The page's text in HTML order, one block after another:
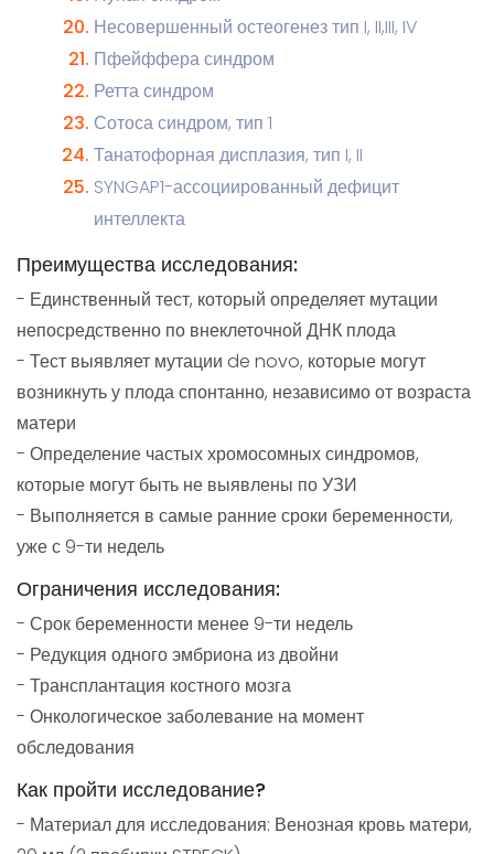
Несовершенный остеогенез тип I, II,III, IV
Пфейффера синдром
Ретта синдром
Сотоса синдром, тип 1
Танатофорная дисплазия, тип I, II
SYNGAP1-ассоциированный дефицит
интеллекта
Преимущества исследования:
- Единственный тест, который определяет мутации
непосредственно по внеклеточной ДНК плода
- Тест выявляет мутации de novo, которые могут
возникнуть у плода спонтанно, независимо от возраста
матери
- Определение частых хромосомных синдромов,
которые могут быть не выявлены по УЗИ
- Выполняется в самые ранние сроки беременности,
уже с 9-ти недель
Ограничения исследования:
- Срок беременности менее 9-ти недель
- Редукция одного эмбриона из двойни
- Трансплантация костного мозга
- Онкологическое заболевание на момент
обследования
Как пройти исследование?
- Материал для исследования: Венозная кровь матери,